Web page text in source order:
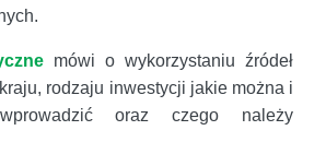
mówi o wykorzystaniu źródeł
rodzaju inwestycji jakie można i
oraz czego należy